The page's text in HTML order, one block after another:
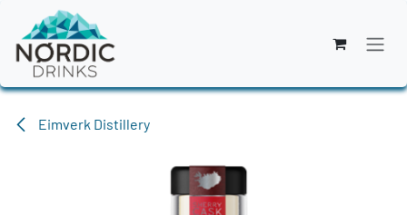
Zum Inhalt springen
Eimverk Distillery